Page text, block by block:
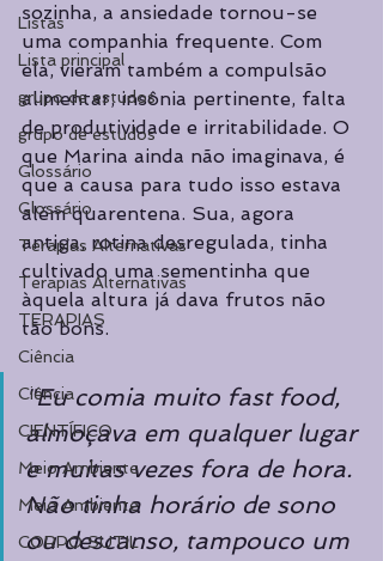
Listas
Lista principal
grupo de estudos
grupo de estudos
Glossário
Glossário
Terapias Alternativas
Terapias Alternativas
TERAPIAS
Ciência
Ciência
CIENTÍFICO
Meio Ambiente
Meio Ambiente
CORPO SUTIL
sozinha, a ansiedade tornou-se
uma companhia frequente. Com
ela, vieram também a compulsão
alimentar, insônia pertinente, falta
de produtividade e irritabilidade. O
que Marina ainda não imaginava, é
que a causa para tudo isso estava
além quarentena. Sua, agora
antiga, rotina desregulada, tinha
cultivado uma sementinha que
àquela altura já dava frutos não
tão bons.
"Eu comia muito fast food,
almoçava em qualquer lugar
e muitas vezes fora de hora.
Não tinha horário de sono
ou descanso, tampouco um